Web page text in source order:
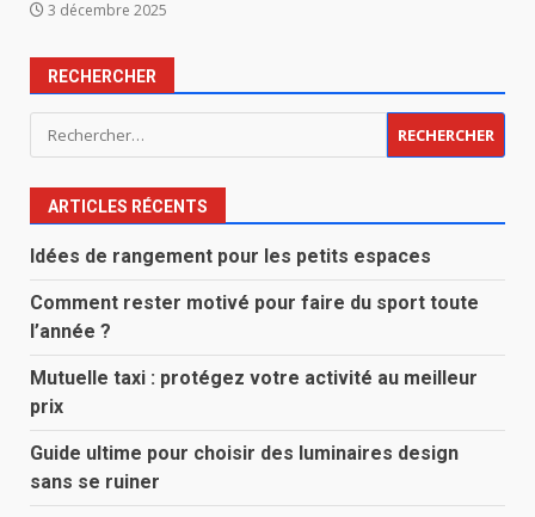
3 décembre 2025
RECHERCHER
Rechercher :
ARTICLES RÉCENTS
Idées de rangement pour les petits espaces
Comment rester motivé pour faire du sport toute
l’année ?
Mutuelle taxi : protégez votre activité au meilleur
prix
Guide ultime pour choisir des luminaires design
sans se ruiner